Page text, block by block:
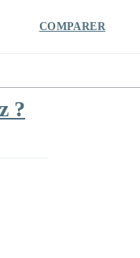
COMPARER
?